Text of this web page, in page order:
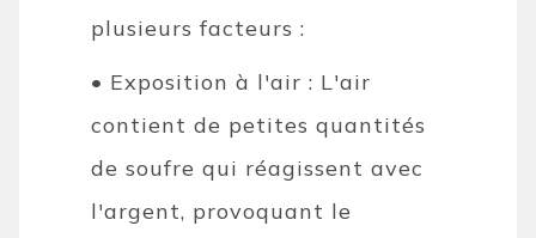
plusieurs facteurs :
• Exposition à l'air : L'air
contient de petites quantités
de soufre qui réagissent avec
l'argent, provoquant le